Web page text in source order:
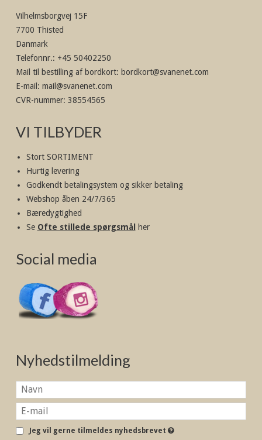
Vilhelmsborgvej 15F
7700 Thisted
Danmark
Telefonnr.: +45 50402250
Mail til bestilling af bordkort: bordkort@svanenet.com
E-mail : mail@svanenet.com
CVR-nummer: 38554565
VI TILBYDER
Stort SORTIMENT
Hurtig levering
Godkendt betalingsystem og sikker betaling
Webshop åben 24/7/365
Bæredygtighed
Se Ofte stillede spørgsmål her
Social media
Nyhedstilmelding
Jeg vil gerne tilmeldes nyhedsbrevet